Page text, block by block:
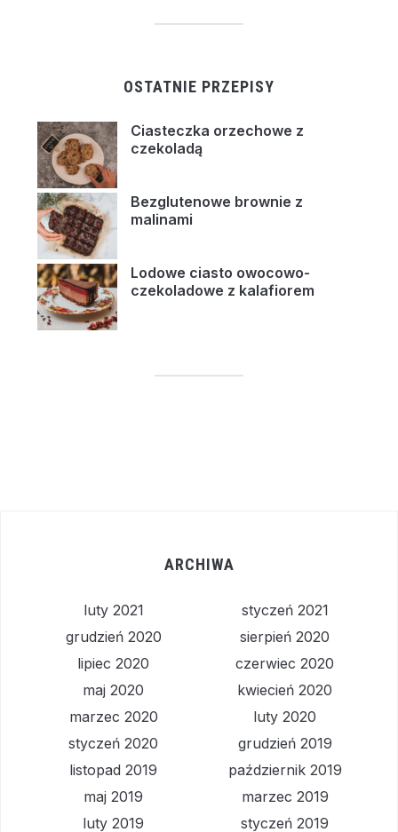
OSTATNIE PRZEPISY
Ciasteczka orzechowe z
czekoladą
Bezglutenowe brownie z
malinami
Lodowe ciasto owocowo-
czekoladowe z kalafiorem
ARCHIWA
luty 2021
styczeń 2021
grudzień 2020
sierpień 2020
lipiec 2020
czerwiec 2020
maj 2020
kwiecień 2020
marzec 2020
luty 2020
styczeń 2020
grudzień 2019
listopad 2019
październik 2019
maj 2019
marzec 2019
luty 2019
styczeń 2019